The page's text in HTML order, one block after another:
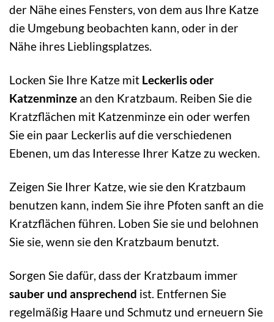
der Nähe eines Fensters, von dem aus Ihre Katze
die Umgebung beobachten kann, oder in der
Nähe ihres Lieblingsplatzes.
Locken Sie Ihre Katze mit Leckerlis oder
Katzenminze an den Kratzbaum. Reiben Sie die
Kratzflächen mit Katzenminze ein oder werfen
Sie ein paar Leckerlis auf die verschiedenen
Ebenen, um das Interesse Ihrer Katze zu wecken.
Zeigen Sie Ihrer Katze, wie sie den Kratzbaum
benutzen kann, indem Sie ihre Pfoten sanft an die
Kratzflächen führen. Loben Sie sie und belohnen
Sie sie, wenn sie den Kratzbaum benutzt.
Sorgen Sie dafür, dass der Kratzbaum immer
sauber und ansprechend ist. Entfernen Sie
regelmäßig Haare und Schmutz und erneuern Sie